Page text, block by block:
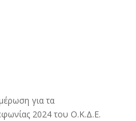
για τα
2024 του Ο.Κ.Δ.Ε.